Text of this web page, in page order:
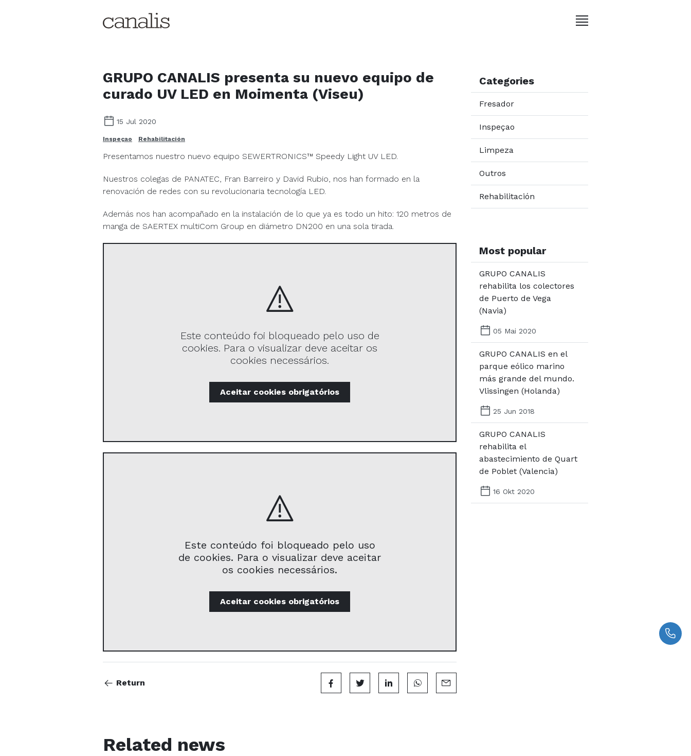
Categories
Fresador
Inspeçao
Limpeza
Outros
Rehabilitación
Most popular
GRUPO CANALIS
rehabilita los colectores
de Puerto de Vega
(Navia)
05 Mai 2020
GRUPO CANALIS en el
parque eólico marino
más grande del mundo.
Vlissingen (Holanda)
25 Jun 2018
GRUPO CANALIS
rehabilita el
abastecimiento de Quart
de Poblet (Valencia)
16 Okt 2020
GRUPO CANALIS presenta su nuevo equipo de
curado UV LED en Moimenta (Viseu)
15 Jul 2020
Inspeçao Rehabilitación
Presentamos nuestro nuevo equipo SEWERTRONICS™ Speedy Light UV LED.
Nuestros colegas de PANATEC, Fran Barreiro y David Rubio, nos han formado en la
renovación de redes con su revolucionaria tecnología LED.
Además nos han acompañado en la instalación de lo que ya es todo un hito: 120 metros de
manga de SAERTEX multiCom Group en diámetro DN200 en una sola tirada.
Este conteúdo foi bloqueado pelo uso de
cookies. Para o visualizar deve aceitar os
cookies necessários.
Aceitar cookies obrigatórios
Este conteúdo foi bloqueado pelo uso
de cookies. Para o visualizar deve aceitar
os cookies necessários.
Aceitar cookies obrigatórios
Return
Related news